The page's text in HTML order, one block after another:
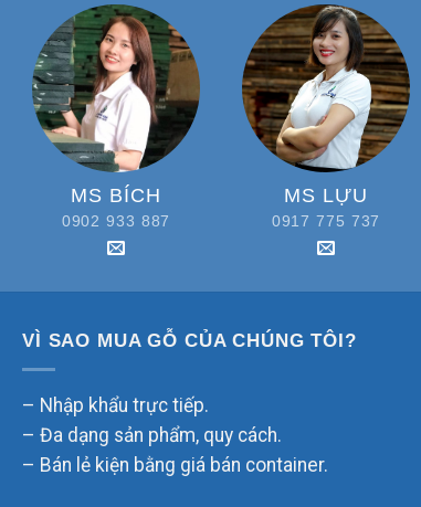
MS BÍCH
0902 933 887
MS LỰU
0917 775 737
VÌ SAO MUA GỖ CỦA CHÚNG TÔI?
– Nhập khẩu trực tiếp.
– Đa dạng sản phẩm, quy cách.
– Bán lẻ kiện bằng giá bán container.